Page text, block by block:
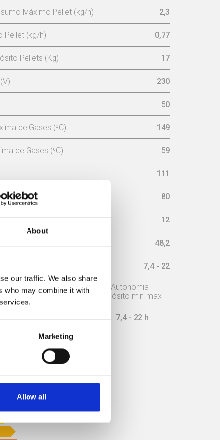
About
our traffic. We also share
who may combine it with
Marketing
Allow all
Máximo Pellet (kg/h) 2,3
Pellet (kg/h) 0,77
Pellets (Kg) 17
230
50
de Gases (ºC) 149
de Gases (ºC) 59
111
(mm) 80
na chaminé (pa) 12
48,2
7,4 - 22
Potência nominal
10 kW
Autonomia
depósito min-max
7,4 - 22 h